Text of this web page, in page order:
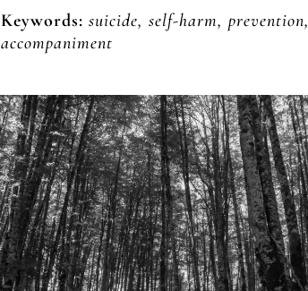
Keywords: suicide, self-harm, prevention,
accompaniment